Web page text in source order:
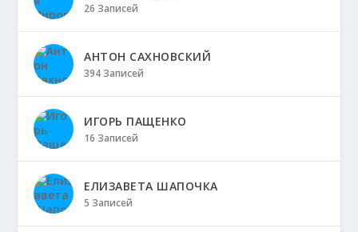
26 Записей
АНТОН САХНОВСКИЙ
394 Записей
ИГОРЬ ПАЩЕНКО
16 Записей
ЕЛИЗАВЕТА ШАПОЧКА
5 Записей